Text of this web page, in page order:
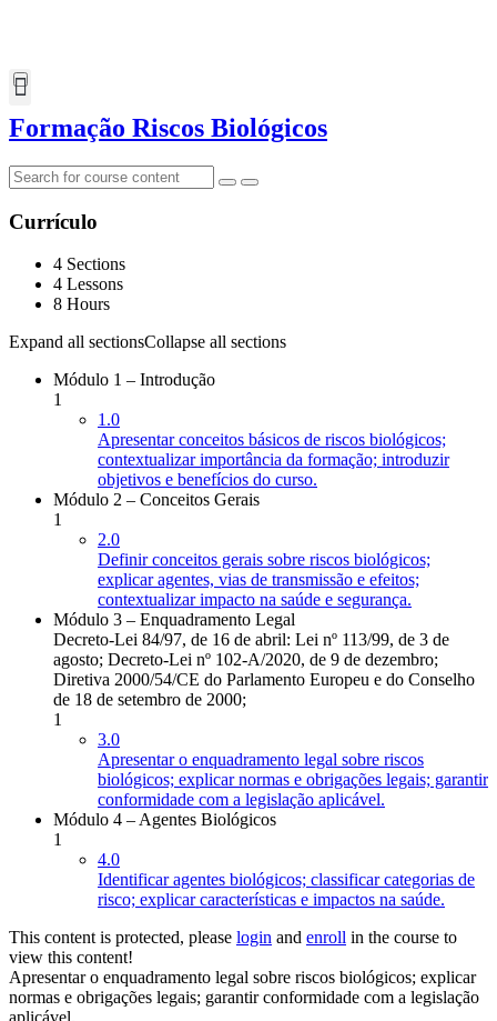
Formação Riscos Biológicos
Currículo
4 Sections
4 Lessons
8 Hours
Expand all sectionsCollapse all sections
Módulo 1 – Introdução
1
1.0
Apresentar conceitos básicos de riscos biológicos;
contextualizar importância da formação; introduzir
objetivos e benefícios do curso.
Módulo 2 – Conceitos Gerais
1
2.0
Definir conceitos gerais sobre riscos biológicos;
explicar agentes, vias de transmissão e efeitos;
contextualizar impacto na saúde e segurança.
Módulo 3 – Enquadramento Legal
Decreto-Lei 84/97, de 16 de abril: Lei nº 113/99, de 3 de
agosto; Decreto-Lei nº 102-A/2020, de 9 de dezembro;
Diretiva 2000/54/CE do Parlamento Europeu e do Conselho
de 18 de setembro de 2000;
1
3.0
Apresentar o enquadramento legal sobre riscos
biológicos; explicar normas e obrigações legais; garantir
conformidade com a legislação aplicável.
Módulo 4 – Agentes Biológicos
1
4.0
Identificar agentes biológicos; classificar categorias de
risco; explicar características e impactos na saúde.
This content is protected, please login and enroll in the course to
view this content!
Apresentar o enquadramento legal sobre riscos biológicos; explicar
normas e obrigações legais; garantir conformidade com a legislação